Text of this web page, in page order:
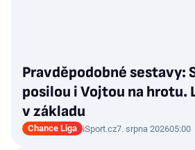
Pravděpodobné sestavy:
posilou i Vojtou na hrotu.
v základu
Chance Liga iSport.cz7. srpna 202605:00